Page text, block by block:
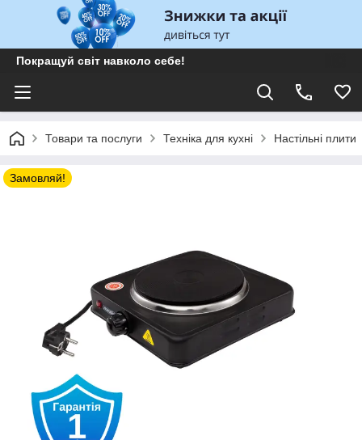
Покращуй світ навколо себе!
Товари та послуги Техніка для кухні Настільні плити
Замовляй!